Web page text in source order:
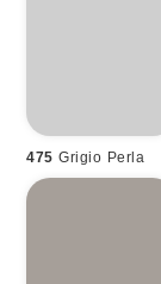
475 Grigio Perla